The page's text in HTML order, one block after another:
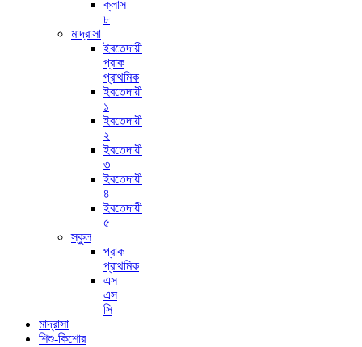
ক্লাস
৮
মাদ্রাসা
ইবতেদায়ী
প্রাক
প্রাথমিক
ইবতেদায়ী
১
ইবতেদায়ী
২
ইবতেদায়ী
৩
ইবতেদায়ী
৪
ইবতেদায়ী
৫
স্কুল
প্রাক
প্রাথমিক
এস
এস
সি
মাদ্রাসা
শিশু-কিশোর